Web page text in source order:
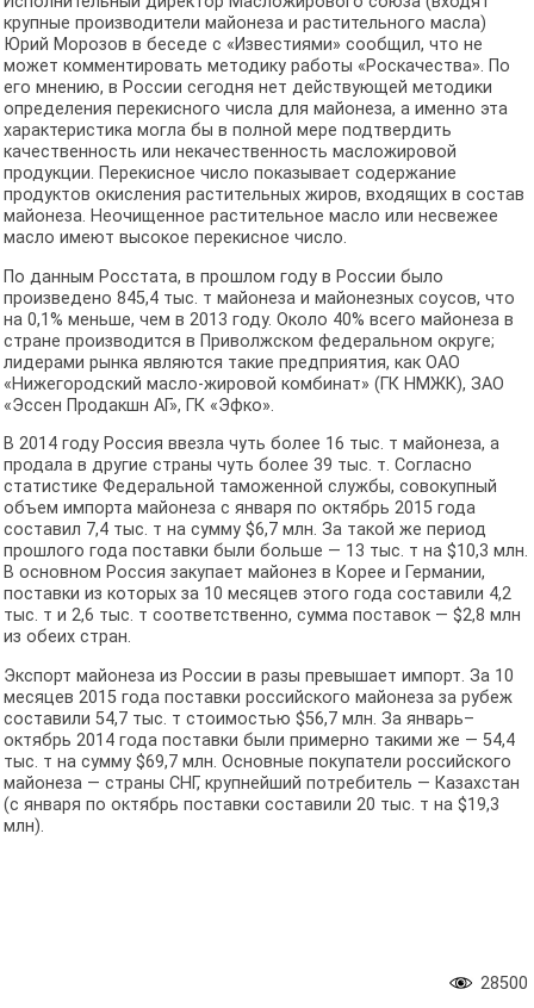
крупные производители майонеза и растительного масла)
Юрий Морозов в беседе с «Известиями» сообщил, что не
может комментировать методику работы «Роскачества». По
его мнению, в России сегодня нет действующей методики
определения перекисного числа для майонеза, а именно эта
характеристика могла бы в полной мере подтвердить
качественность или некачественность масложировой
продукции. Перекисное число показывает содержание
продуктов окисления растительных жиров, входящих в состав
майонеза. Неочищенное растительное масло или несвежее
масло имеют высокое перекисное число.
По данным Росстата, в прошлом году в России было
произведено 845,4 тыс. т майонеза и майонезных соусов, что
на 0,1% меньше, чем в 2013 году. Около 40% всего майонеза в
стране производится в Приволжском федеральном округе;
лидерами рынка являются такие предприятия, как ОАО
«Нижегородский масло-жировой комбинат» (ГК НМЖК), ЗАО
«Эссен Продакшн АГ», ГК «Эфко».
В 2014 году Россия ввезла чуть более 16 тыс. т майонеза, а
продала в другие страны чуть более 39 тыс. т. Согласно
статистике Федеральной таможенной службы, совокупный
объем импорта майонеза с января по октябрь 2015 года
составил 7,4 тыс. т на сумму $6,7 млн. За такой же период
прошлого года поставки были больше — 13 тыс. т на $10,3 млн.
В основном Россия закупает майонез в Корее и Германии,
поставки из которых за 10 месяцев этого года составили 4,2
тыс. т и 2,6 тыс. т соответственно, сумма поставок — $2,8 млн
из обеих стран.
Экспорт майонеза из России в разы превышает импорт. За 10
месяцев 2015 года поставки российского майонеза за рубеж
составили 54,7 тыс. т стоимостью $56,7 млн. За январь–
октябрь 2014 года поставки были примерно такими же — 54,4
тыс. т на сумму $69,7 млн. Основные покупатели российского
майонеза — страны СНГ, крупнейший потребитель — Казахстан
(с января по октябрь поставки составили 20 тыс. т на $19,3
млн).
28500